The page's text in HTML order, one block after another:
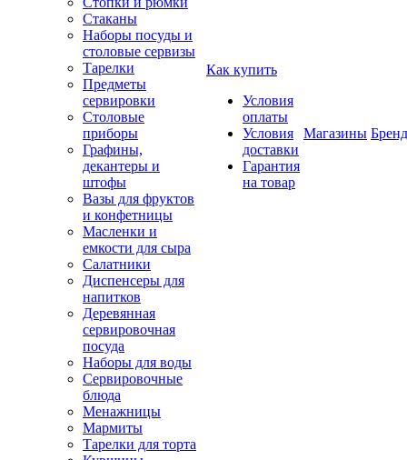
Стаканы
Наборы посуды и
столовые сервизы
Тарелки
Предметы
сервировки
Столовые
приборы
Графины,
декантеры и
штофы
Вазы для фруктов
и конфетницы
Масленки и
емкости для сыра
Салатники
Диспенсеры для
напитков
Деревянная
сервировочная
посуда
Наборы для воды
Сервировочные
блюда
Менажницы
Мармиты
Тарелки для торта
Как купить
Условия
оплаты
Условия
доставки
Гарантия
на товар
Магазины